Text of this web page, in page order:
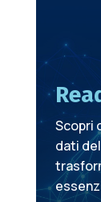
Scopri
dati